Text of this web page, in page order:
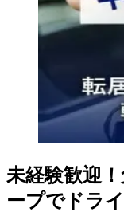
未経験歓迎
ープでドラ